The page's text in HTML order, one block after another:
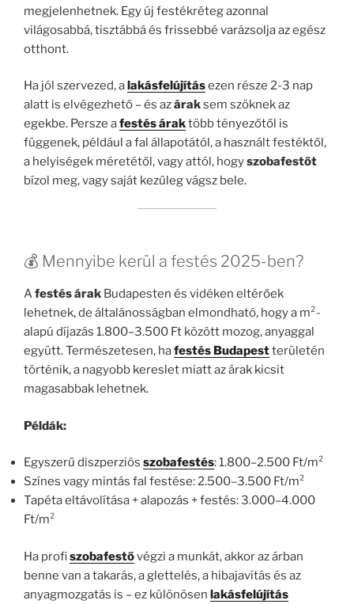
megjelenhetnek. Egy új festékréteg azonnal
világosabbá, tisztábbá és frissebbé varázsolja az egész
otthont.
Ha jól szervezed, a lakásfelújításezen része 2-3 nap
alatt is elvégezhető – és azáraksem szöknek az
egekbe. Persze afestés áraktöbb tényezőtől is
függenek, például a fal állapotától, a használt festéktől,
a helyiségek méretétől, vagy attól, hogyszobafestőt
bízol meg, vagy saját kezűleg vágsz bele.
💰 Mennyibe kerül a festés 2025-ben?
Afestés árak Budapesten és vidéken eltérőek
lehetnek, de általánosságban elmondható, hogy a m²-
alapú díjazás 1.800–3.500 Ft között mozog, anyaggal
együtt. Természetesen, hafestés Budapestterületén
történik, a nagyobb kereslet miatt az árak kicsit
magasabbak lehetnek.
Példák:
Egyszerű diszperziós szobafestés: 1.800–2.500 Ft/m²
Színes vagy mintás fal festése: 2.500–3.500 Ft/m²
Tapéta eltávolítása + alapozás + festés: 3.000–4.000
Ft/m²
Ha profiszobafestővégzi a munkát, akkor az árban
benne van a takarás, a glettelés, a hibajavítás és az
anyagmozgatás is – ez különösen lakásfelújítás